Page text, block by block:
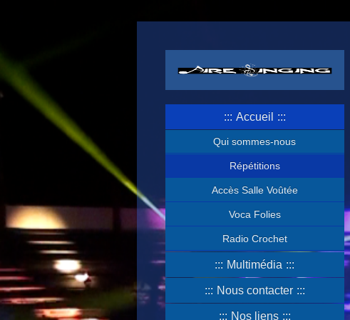
Accueil
Qui sommes-nous
Répétitions
Accès Salle Voûtée
Voca Folies
Radio Crochet
Multimédia
Nous contacter
Nos liens